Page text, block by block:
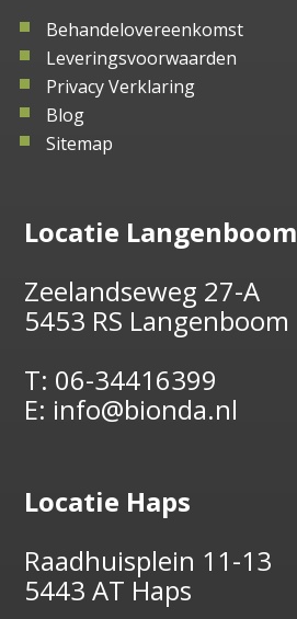
Behandelovereenkomst
Leveringsvoorwaarden
Privacy Verklaring
Blog
Sitemap
Locatie Langenboom
Zeelandseweg 27-A
5453 RS Langenboom
T: 06-34416399
E: info@bionda.nl
Locatie Haps
Raadhuisplein 11-13
5443 AT Haps